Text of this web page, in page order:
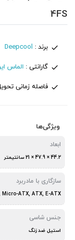
4FS
برند : Deepcool
گارانتی : الماس
فاصله زمانی
ویژگی‌ها
ابعاد
44.2 × 47.9 × 21 سانتیمتر
سازگاری با مادربرد
ATX, ATX, E-ATX
جنس شاسی
استیل ضد زنگ